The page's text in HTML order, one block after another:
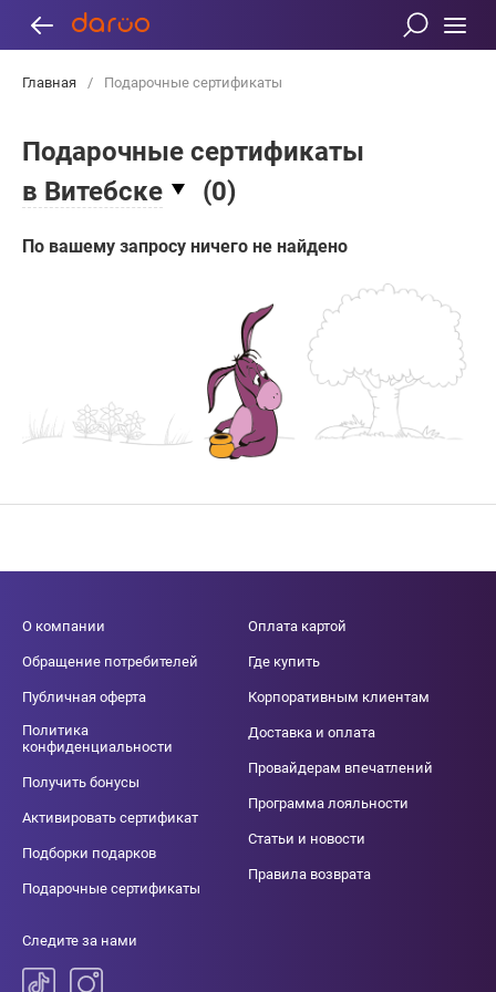
Главная / Подарочные сертификаты
Подарочные сертификаты
в Витебске
(0)
По вашему запросу ничего не найдено
О компании
Обращение потребителей
Публичная оферта
Политика
конфиденциальности
Получить бонусы
Активировать сертификат
Подборки подарков
Подарочные сертификаты
Оплата картой
Где купить
Корпоративным клиентам
Доставка и оплата
Провайдерам впечатлений
Программа лояльности
Статьи и новости
Правила возврата
Следите за нами